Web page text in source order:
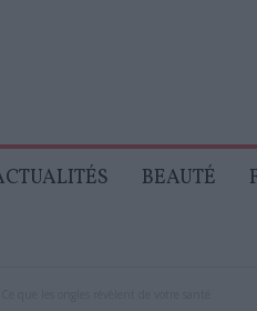
BEAUTÉ